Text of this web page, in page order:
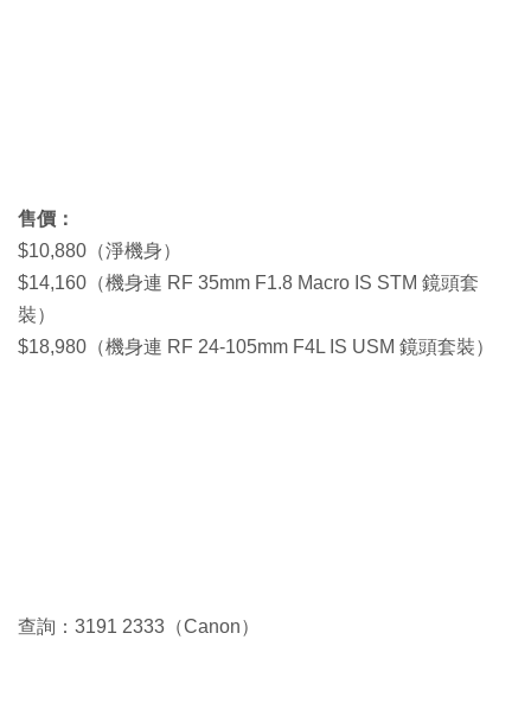
售價：
$10,880（淨機身）
$14,160（機身連 RF 35mm F1.8 Macro IS STM 鏡頭套
裝）
$18,980（機身連 RF 24-105mm F4L IS USM 鏡頭套裝）
查詢：3191 2333（Canon）